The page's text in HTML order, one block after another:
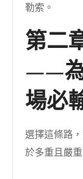
勒索。
第二
——
場必
選擇這條路
於多重且嚴